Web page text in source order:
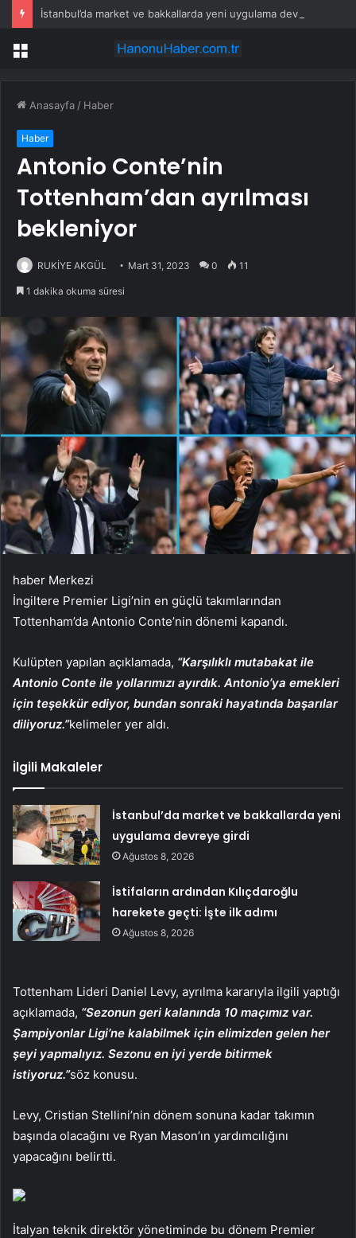
Menü
Anasayfa / Haber
Haber
Antonio Conte’nin
Tottenham’dan ayrılması
bekleniyor
RUKİYE AKGÜL Mart 31, 2023 0 11
1 dakika okuma süresi
haber Merkezi
İngiltere Premier Ligi’nin en güçlü takımlarından
Tottenham’da Antonio Conte’nin dönemi kapandı.
Kulüpten yapılan açıklamada, “Karşılıklı mutabakat ile
Antonio Conte ile yollarımızı ayırdık. Antonio’ya emekleri
için teşekkür ediyor, bundan sonraki hayatında başarılar
diliyoruz.”kelimeler yer aldı.
İlgili Makaleler
İstanbul’da market ve bakkallarda yeni
uygulama devreye girdi
Ağustos 8, 2026
İstifaların ardından Kılıçdaroğlu
harekete geçti: İşte ilk adımı
Ağustos 8, 2026
Tottenham Lideri Daniel Levy, ayrılma kararıyla ilgili yaptığı
açıklamada, “Sezonun geri kalanında 10 maçımız var.
Şampiyonlar Ligi’ne kalabilmek için elimizden gelen her
şeyi yapmalıyız. Sezonu en iyi yerde bitirmek
istiyoruz.”söz konusu.
Levy, Cristian Stellini’nin dönem sonuna kadar takımın
başında olacağını ve Ryan Mason’ın yardımcılığını
yapacağını belirtti.
İtalyan teknik direktör yönetiminde bu dönem Premier